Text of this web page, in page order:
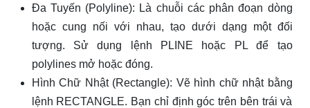
Đa Tuyến (Polyline): Là chuỗi các phân đoạn dòng
hoặc cung nối với nhau, tạo dưới dạng một đối
tượng. Sử dụng lệnh PLINE hoặc PL để tạo
polylines mở hoặc đóng.
Hình Chữ Nhật (Rectangle): Vẽ hình chữ nhật bằng
lệnh RECTANGLE. Bạn chỉ định góc trên bên trái và